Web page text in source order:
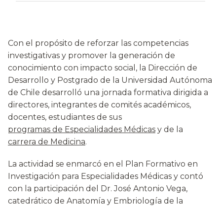
Con el propósito de reforzar las competencias
investigativas y promover la generación de
conocimiento con impacto social, la Dirección de
Desarrollo y Postgrado de la Universidad Autónoma
de Chile desarrolló una jornada formativa dirigida a
directores, integrantes de comités académicos,
docentes, estudiantes de sus
programas de Especialidades Médicas y de la
carrera de Medicina.
La actividad se enmarcó en el Plan Formativo en
Investigación para Especialidades Médicas y contó
con la participación del Dr. José Antonio Vega,
catedrático de Anatomía y Embriología de la